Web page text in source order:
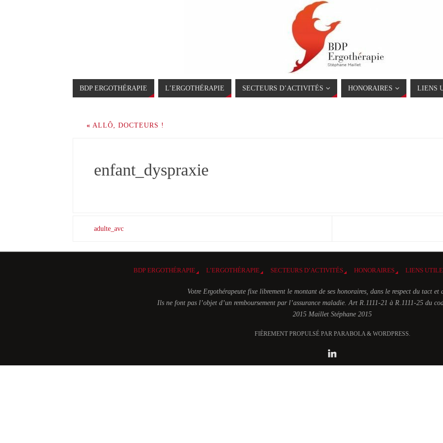
BDP ERGOTHÉRAPIE L’ERGOTHÉRAPIE SECTEURS D’ACTIVITÉS HONORAIRES LIENS
« ALLÔ, DOCTEURS !
enfant_dyspraxie
adulte_avc
BDP ERGOTHÉRAPIE L’ERGOTHÉRAPIE SECTEURS D’ACTIVITÉS HONORAIRES LIENS
Votre Ergothérapeute fixe librement le montant de ses honoraires, dans le respect du tact et
Ils ne font pas l’objet d’un remboursement par l’assurance maladie. Art R.1111-21 à R.1111-25 du
2015 Maillet Stéphane 2015
FIÈREMENT PROPULSÉ PAR PARABOLA & WORDPRESS.